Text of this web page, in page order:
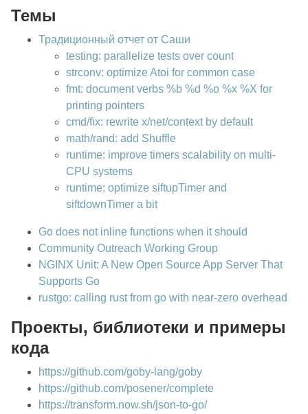
Темы
Традиционный отчет от Саши
testing: parallelize tests over count
strconv: optimize Atoi for common case
fmt: document verbs %b %d %o %x %X for
printing pointers
cmd/fix: rewrite x/net/context by default
math/rand: add Shuffle
runtime: improve timers scalability on multi-
CPU systems
runtime: optimize siftupTimer and
siftdownTimer a bit
Go does not inline functions when it should
Community Outreach Working Group
NGINX Unit: A New Open Source App Server That
Supports Go
rustgo: calling rust from go with near-zero overhead
Проекты, библиотеки и примеры
кода
https://github.com/goby-lang/goby
https://github.com/posener/complete
https://transform.now.sh/json-to-go/